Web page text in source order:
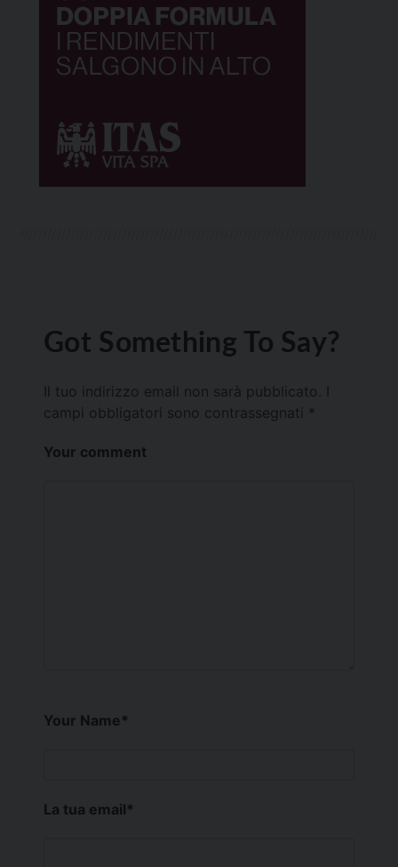
Got Something To Say?
Il tuo indirizzo email non sarà pubblicato.
campi obbligatori sono contrassegnati *
Your comment
Your Name*
La tua email*